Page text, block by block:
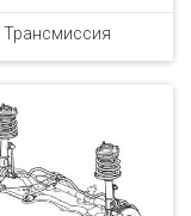
Трансмиссия